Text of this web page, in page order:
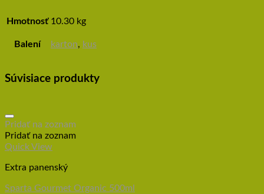
Hmotnosť 10.30 kg
Balení karton, kus
Súvisiace produkty
Pridať na zoznam
Pridať na zoznam
Quick View
Extra panenský
Sparta Gourmet Organic 500ml